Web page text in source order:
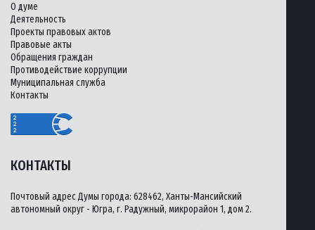
КОНТАКТЫ
Почтовый адрес Думы города: 628462, Ханты-Мансийский
автономный округ - Югра, г. Радужный, микрорайон 1, дом 2.
О думе
Деятельность
Проекты правовых актов
Правовые акты
Обращения граждан
Противодействие коррупции
Муниципальная служба
Контакты